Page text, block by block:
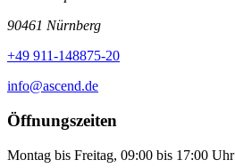
90461 Nürnberg
+49 911-148875-20
info@ascend.de
Öffnungszeiten
Montag bis Freitag, 09:00 bis 17:00 Uhr